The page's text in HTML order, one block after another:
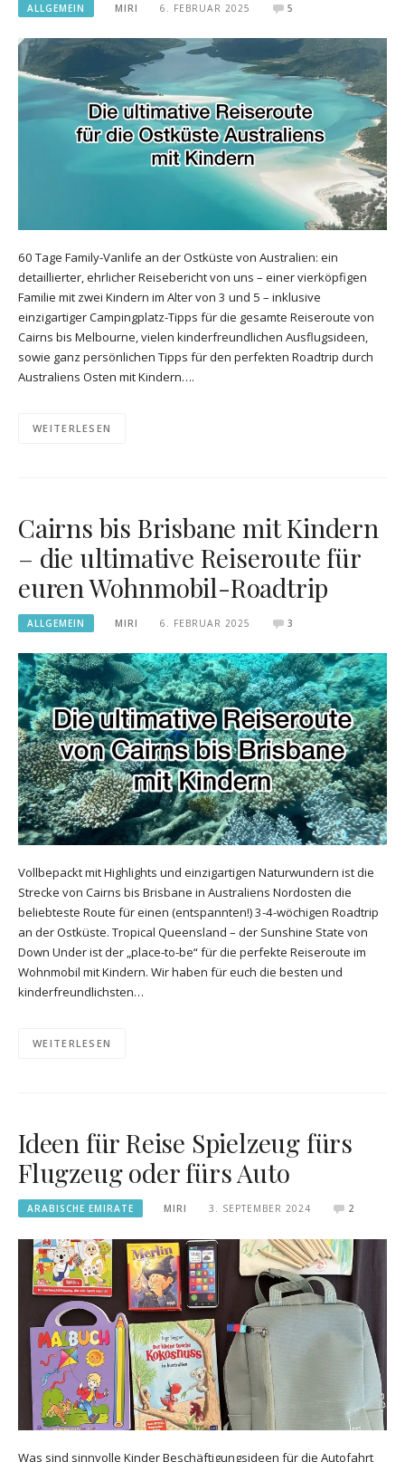
ALLGEMEIN MIRI 6. FEBRUAR 2025 5
60 Tage Family-Vanlife an der Ostküste von Australien: ein
detaillierter, ehrlicher Reisebericht von uns – einer vierköpfigen
Familie mit zwei Kindern im Alter von 3 und 5 – inklusive
einzigartiger Campingplatz-Tipps für die gesamte Reiseroute von
Cairns bis Melbourne, vielen kinderfreundlichen Ausflugsideen,
sowie ganz persönlichen Tipps für den perfekten Roadtrip durch
Australiens Osten mit Kindern….
WEITERLESEN
Cairns bis Brisbane mit Kindern
– die ultimative Reiseroute für
euren Wohnmobil-Roadtrip
ALLGEMEIN MIRI 6. FEBRUAR 2025 3
Vollbepackt mit Highlights und einzigartigen Naturwundern ist die
Strecke von Cairns bis Brisbane in Australiens Nordosten die
beliebteste Route für einen (entspannten!) 3-4-wöchigen Roadtrip
an der Ostküste. Tropical Queensland – der Sunshine State von
Down Under ist der „place-to-be“ für die perfekte Reiseroute im
Wohnmobil mit Kindern. Wir haben für euch die besten und
kinderfreundlichsten…
WEITERLESEN
Ideen für Reise Spielzeug fürs
Flugzeug oder fürs Auto
ARABISCHE EMIRATE MIRI 3. SEPTEMBER 2024 2
Was sind sinnvolle Kinder Beschäftigungsideen für die Autofahrt